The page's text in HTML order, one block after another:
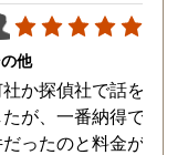
他
か探偵社で話を聞き
たが、一番納得できる
ったのと料金が比較